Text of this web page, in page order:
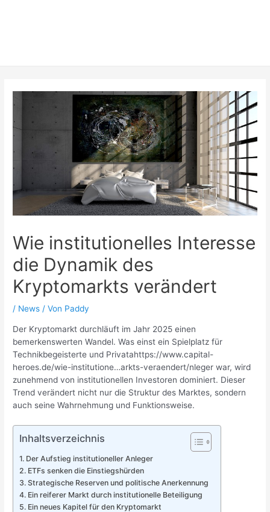
Wie institutionelles Interesse
die Dynamik des
Kryptomarkts verändert
/ News / Von Paddy
Der Kryptomarkt durchläuft im Jahr 2025 einen
bemerkenswerten Wandel. Was einst ein Spielplatz für
Technikbegeisterte und Privatahttps://www.capital-
heroes.de/wie-institutione…arkts-veraendert/nleger war, wird
zunehmend von institutionellen Investoren dominiert. Dieser
Trend verändert nicht nur die Struktur des Marktes, sondern
auch seine Wahrnehmung und Funktionsweise.
Inhaltsverzeichnis
Der Aufstieg institutioneller Anleger
ETFs senken die Einstiegshürden
Strategische Reserven und politische Anerkennung
Ein reiferer Markt durch institutionelle Beteiligung
Ein neues Kapitel für den Kryptomarkt